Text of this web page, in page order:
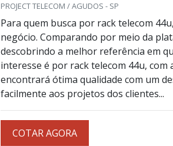
PROJECT TELECOM / AGUDOS - SP
Para quem busca por rack telecom
negócio. Comparando por meio da
descobrindo a melhor referência em
interesse é por rack telecom 44u, com
encontrará ótima qualidade com um
facilmente aos projetos dos clientes...
COTAR AGORA